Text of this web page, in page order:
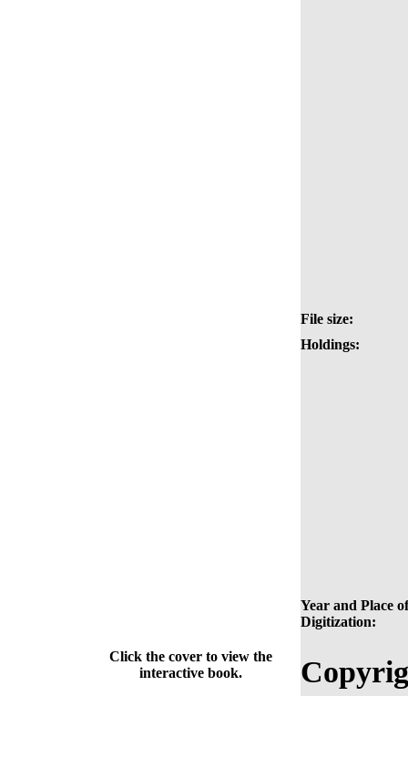
File size:
Holdings:
Year and Place of
Digitization:
Click the cover to view the
interactive book.